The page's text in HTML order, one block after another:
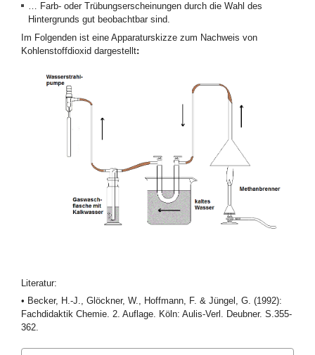
… Farb- oder Trübungserscheinungen durch die Wahl des
Hintergrunds gut beobachtbar sind.
Im Folgenden ist eine Apparaturskizze zum Nachweis von
Kohlenstoffdioxid dargestellt:
Literatur:
• Becker, H.-J., Glöckner, W., Hoffmann, F. & Jüngel, G. (1992):
Fachdidaktik Chemie. 2. Auflage. Köln: Aulis-Verl. Deubner. S.355-
362.